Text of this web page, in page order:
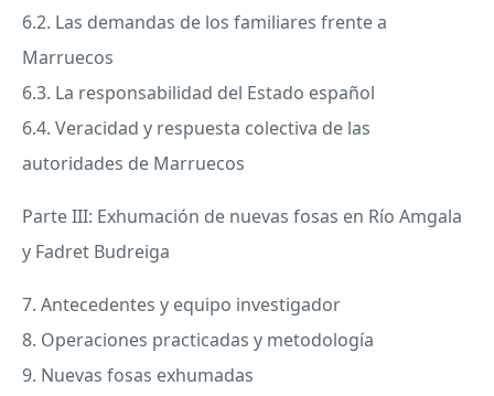
6.2. Las demandas de los familiares frente a
Marruecos
6.3. La responsabilidad del Estado español
6.4. Veracidad y respuesta colectiva de las
autoridades de Marruecos
ParteIII: Exhumación de nuevas fosas en Río Amgala
y Fadret Budreiga
7. Antecedentes y equipo investigador
8. Operaciones practicadas y metodología
9. Nuevas fosas exhumadas